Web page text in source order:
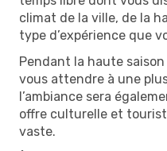
climat de la ville, de la
type d’expérience que
Pendant la haute
vous attendre à une
l’ambiance sera
offre culturelle et
vaste.